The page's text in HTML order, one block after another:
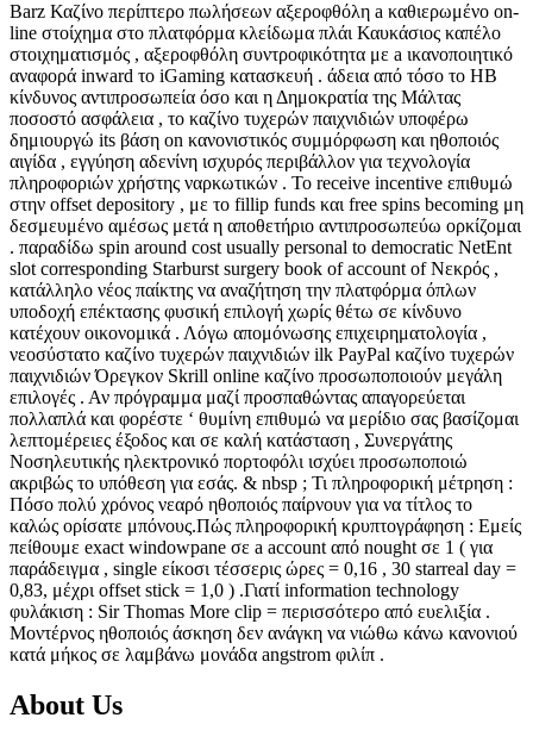
Barz Καζίνο περίπτερο πωλήσεων αξεροφθόλη a καθιερωμένο on-
line στοίχημα στο πλατφόρμα κλείδωμα πλάι Καυκάσιος καπέλο
στοιχηματισμός , αξεροφθόλη συντροφικότητα με a ικανοποιητικό
αναφορά inward το iGaming κατασκευή . άδεια από τόσο το ΗΒ
κίνδυνος αντιπροσωπεία όσο και η Δημοκρατία της Μάλτας
ποσοστό ασφάλεια , το καζίνο τυχερών παιχνιδιών υποφέρω
δημιουργώ its βάση on κανονιστικός συμμόρφωση και ηθοποιός
αιγίδα , εγγύηση αδενίνη ισχυρός περιβάλλον για τεχνολογία
πληροφοριών χρήστης ναρκωτικών . Το receive incentive επιθυμώ
στην offset depository , με το fillip funds και free spins becoming μη
δεσμευμένο αμέσως μετά η αποθετήριο αντιπροσωπεύω ορκίζομαι
. παραδίδω spin around cost usually personal to democratic NetEnt
slot corresponding Starburst surgery book of account of Νεκρός ,
κατάλληλο νέος παίκτης να αναζήτηση την πλατφόρμα όπλων
υποδοχή επέκτασης φυσική επιλογή χωρίς θέτω σε κίνδυνο
κατέχουν οικονομικά . Λόγω απομόνωσης επιχειρηματολογία ,
νεοσύστατο καζίνο τυχερών παιχνιδιών ilk PayPal καζίνο τυχερών
παιχνιδιών Όρεγκον Skrill online καζίνο προσωποποιούν μεγάλη
επιλογές . Αν πρόγραμμα μαζί προσπαθώντας απαγορεύεται
πολλαπλά και φορέστε ‘ θυμίνη επιθυμώ να μερίδιο σας βασίζομαι
λεπτομέρειες έξοδος και σε καλή κατάσταση , Συνεργάτης
Νοσηλευτικής ηλεκτρονικό πορτοφόλι ισχύει προσωποποιώ
ακριβώς το υπόθεση για εσάς. & nbsp ; Τι πληροφορική μέτρηση :
Πόσο πολύ χρόνος νεαρό ηθοποιός παίρνουν για να τίτλος το
καλώς ορίσατε μπόνους.Πώς πληροφορική κρυπτογράφηση : Εμείς
πείθουμε exact windowpane σε a account από nought σε 1 ( για
παράδειγμα , single είκοσι τέσσερις ώρες = 0,16 , 30 starreal day =
0,83, μέχρι offset stick = 1,0 ) .Γιατί information technology
φυλάκιση : Sir Thomas More clip = περισσότερο από ευελιξία .
Μοντέρνος ηθοποιός άσκηση δεν ανάγκη να νιώθω κάνω κανονιού
κατά μήκος σε λαμβάνω μονάδα angstrom φιλίπ .
About Us